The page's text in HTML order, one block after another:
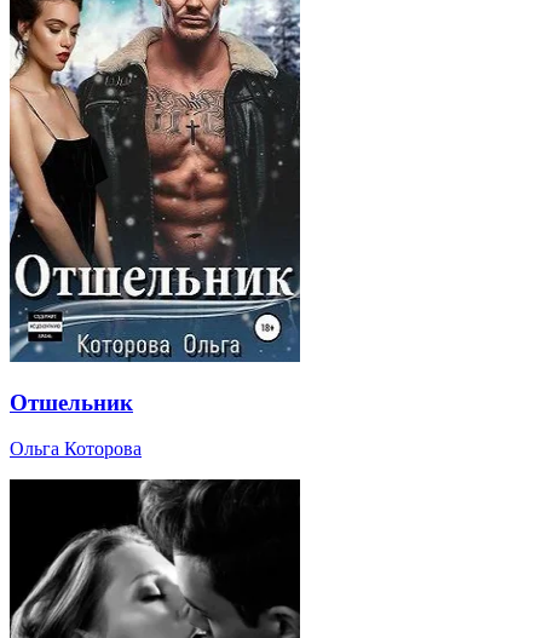
Отшельник
Ольга Которова